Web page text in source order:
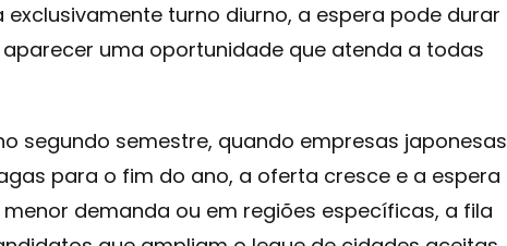
exclusivamente turno diurno, a espera pode durar
uma oportunidade que atenda a todas
segundo semestre, quando empresas japonesas
para o fim do ano, a oferta cresce e a espera
menor demanda ou em regiões específicas, a fila